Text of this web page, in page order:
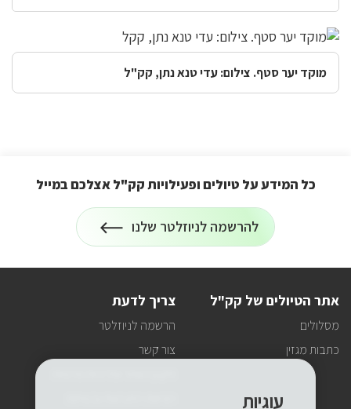
מוקד יער סטף. צילום: עדי טנא נתן, קק"ל
הרשמה
לניוזלטר
כל המידע על טיולים ופעילויות קק"ל אצלכם במייל
להרשמה לניוזלטר שלנו
על
כל
ופעילויות
אתר הטיולים של קק"ל
מסלולים
כתבות מגזין
צריך לדעת
הרשמה לניוזלטר
צור קשר
עוגיות